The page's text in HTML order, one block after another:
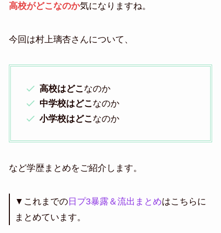
高校がどこなのか気になりますね。
今回は村上璃杏さんについて、
高校はどこ なのか
中学校はどこなのか
小学校はどこ なのか
など学歴まとめをご紹介します。
▼これまでの日プ3暴露＆流出まとめはこちらに
まとめています。